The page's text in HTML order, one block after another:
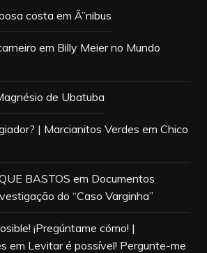
costa em Ã”nibus
em Billy Meier no Mundo
de Ubatuba
| Marcianitos Verdes em Chico
BASTOS em Documentos
do “Caso Varginha”
¡Pregúntame cómo! |
em Levitar é possível! Pergunte-me